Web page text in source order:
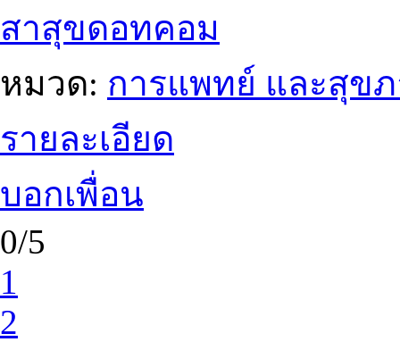
สาสุขดอทคอม
หมวด: การแพทย์ และสุข
รายละเอียด
บอกเพื่อน
0/5
1
2